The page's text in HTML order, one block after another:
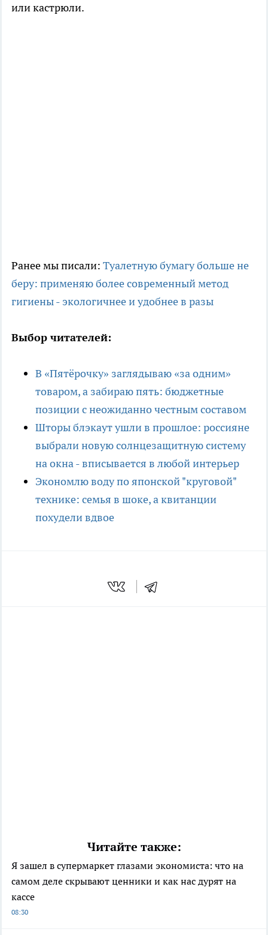
или кастрюли.
Ранее мы писали: Туалетную бумагу больше не
беру: применяю более современный метод
гигиены - экологичнее и удобнее в разы
Выбор читателей:
В «Пятёрочку» заглядываю «за одним»
товаром, а забираю пять: бюджетные
позиции с неожиданно честным составом
Шторы блэкаут ушли в прошлое: россияне
выбрали новую солнцезащитную систему
на окна - вписывается в любой интерьер
Экономлю воду по японской "круговой"
технике: семья в шоке, а квитанции
похудели вдвое
Читайте также:
Я зашел в супермаркет глазами экономиста: что на
самом деле скрывают ценники и как нас дурят на
кассе
08:30